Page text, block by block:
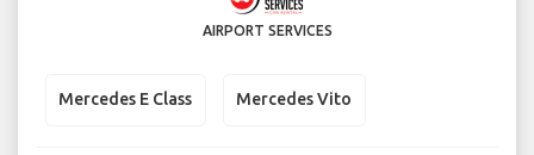
AIRPORT SERVICES
Mercedes E Class Mercedes Vito